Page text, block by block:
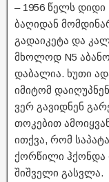
– 1956 წელს დიდი
ბაღიდან
გადაიკეტა და
მხოლოდ N5
დაბალია. ხუთი
იმიტომ
ვერ გავიდნენ
თოკებით
ითქვა, რომ
ქორწილი ჰქონდა
შიშველი გასვლა.